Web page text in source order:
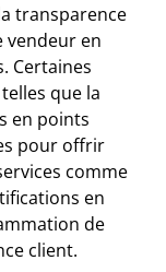
transparence
vendeur en
Certaines
que la
en points
pour offrir
comme
en
de
client.